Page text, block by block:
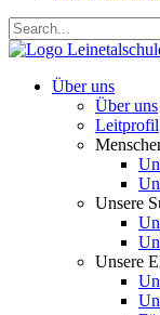
Über uns
Über uns
Leitprofil
Unsere
Unsere